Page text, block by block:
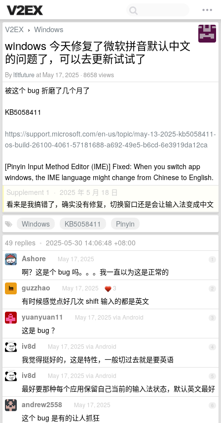
V2EX › Windows
windows 今天修复了微软拼音默认中文
的问题了，可以去更新试试了
By ltltfutureat May 17, 2025 · 8658 views
被这个 bug 折磨了几个月了
KB5058411
https://support.microsoft.com/en-us/topic/may-13-2025-kb5058411-
os-build-26100-4061-57181688-a692-49e5-b6cd-6e3919da12ca
[Pinyin Input Method Editor (IME)] Fixed: When you switch app
windows, the IME language might change from Chinese to English.
Supplement 1 · 2025 年 5 月 18 日
看来是我搞错了，确实没有修复，切换窗口还是会让输入法变成中文
Windows
KB5058411
Pinyin
49 replies • 2025-05-30 14:06:48 +08:00
1
Ashore May 17, 2025
啊？这是个 bug 吗。。。我一直以为这是正常的
2
guzzhao May 17, 2025 3
有时候感觉点好几次 shift 输入的都是英文
3
yuanyuan11 May 17, 2025 via Android
这是 bug ？
4
iv8d May 17, 2025 via Android
我觉得挺好的，这是特性，一般切过去就是要英语
5
iv8d May 17, 2025 via Android
最好要那种每个应用保留自己当前的输入法状态，默认英文最好
6
andrew2558 May 17, 2025
这个 bug 是有的让人抓狂